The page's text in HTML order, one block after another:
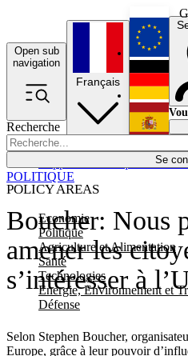
Open sub
navigation
Recherche
Se
POLICY AREAS
Economie
Politique
Agriculture et Alimentation
Santé
Technologies
Energie, Environnement et
Défense
Français
Boucher: Nous
amener les
s’intéresser à
Selon Stephen Boucher,
Europe, grâce à leur pouvoir
POLITIQUE